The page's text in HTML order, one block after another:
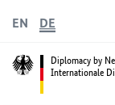
Diplomacy by
Internationale
EN DE